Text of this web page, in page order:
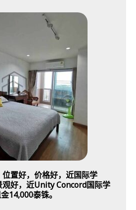
置好，价格好，近国际学
好，近Unity Concord国际学
14,000泰铢。